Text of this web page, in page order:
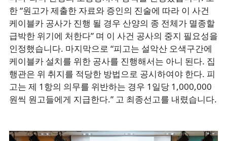
한 “원고가 제출한 자료와 증인의 진술에 따라 이 사건
케이블카 공사가 진행 될 경우 산양의 종 전체가 멸종할
급박한 위기에 처한다” 며 이 사건 공사의 중지 필요성을
인정했습니다. 마지막으로 “피고는 설악산 오색구간에
케이블카 설치를 위한 공사를 진행해서는 아니 된다. 집
행관은 위 취지를 적당한 방법으로 공시하여야 한다. 피
고는 제 1항의 의무를 위반하는 경우 1일당 1,000,000
원씩 원고들에게 지급한다.” 고 최종선고를 내렸습니다.